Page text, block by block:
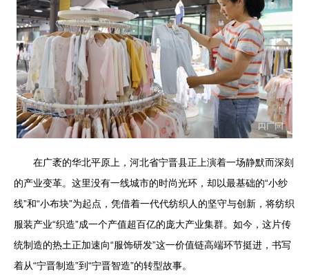
在广袤的华北平原上，河北省宁晋县正上演着一场静默而深刻
的产业变革。这里没有一线城市的时尚光环，却以最基础的“小纱
线”和“小布块”为起点，凭借着一代代纺织人的坚守与创新，将纺织
服装产业“织造”成一个产值超百亿的庞大产业集群。如今，这片传
统制造的热土正加速向“服饰研发”这一价值链高端环节挺进，书写
着从“宁晋制造”到“宁晋智造”的转型故事。